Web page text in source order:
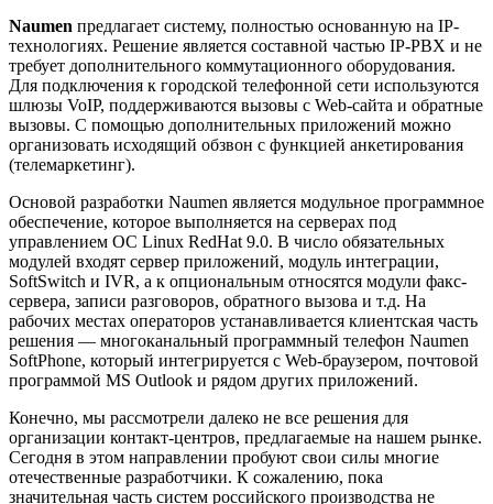
Naumen предлагает систему, полностью основанную на IP-
технологиях. Решение является составной частью IP-PBX и не
требует дополнительного коммутационного оборудования.
Для подключения к городской телефонной сети используются
шлюзы VoIP, поддерживаются вызовы с Web-сайта и обратные
вызовы. С помощью дополнительных приложений можно
организовать исходящий обзвон с функцией анкетирования
(телемаркетинг).
Основой разработки Naumen является модульное программное
обеспечение, которое выполняется на серверах под
управлением ОС Linux RedHat 9.0. В число обязательных
модулей входят сервер приложений, модуль интеграции,
SoftSwitch и IVR, а к опциональным относятся модули факс-
сервера, записи разговоров, обратного вызова и т.д. На
рабочих местах операторов устанавливается клиентская часть
решения — многоканальный программный телефон Naumen
SoftPhone, который интегрируется с Web-браузером, почтовой
программой MS Outlook и рядом других приложений.
Конечно, мы рассмотрели далеко не все решения для
организации контакт-центров, предлагаемые на нашем рынке.
Сегодня в этом направлении пробуют свои силы многие
отечественные разработчики. К сожалению, пока
значительная часть систем российского производства не